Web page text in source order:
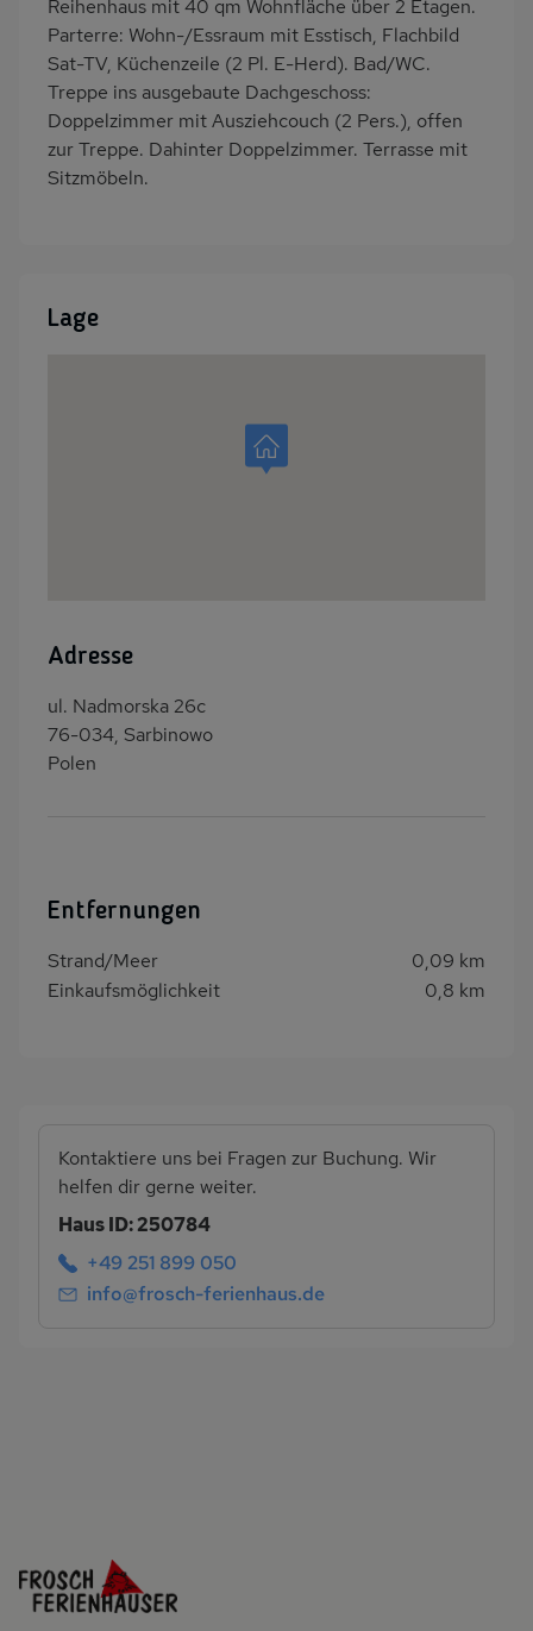
Reihenhaus mit 40 qm Wohnfläche über 2 Etagen.
Parterre: Wohn-/Essraum mit Esstisch, Flachbild
Sat-TV, Küchenzeile (2 Pl. E-Herd). Bad/WC.
Treppe ins ausgebaute Dachgeschoss:
Doppelzimmer mit Ausziehcouch (2 Pers.), offen
zur Treppe. Dahinter Doppelzimmer. Terrasse mit
Sitzmöbeln.
Lage
Adresse
ul. Nadmorska 26c
76-034, Sarbinowo
Polen
Entfernungen
Strand/Meer
0,09 km
Einkaufsmöglichkeit
0,8 km
Kontaktiere uns bei Fragen zur Buchung. Wir
helfen dir gerne weiter.
Haus ID: 250784
+49 251 899 050
info@frosch-ferienhaus.de